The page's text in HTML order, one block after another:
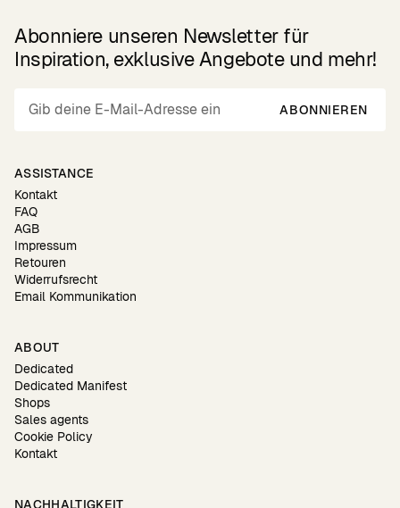
Abonniere unseren Newsletter für
Inspiration, exklusive Angebote und mehr!
ABONNIEREN
ASSISTANCE
Kontakt
FAQ
AGB
Impressum
Retouren
Widerrufsrecht
Email Kommunikation
ABOUT
Dedicated
Dedicated Manifest
Shops
Sales agents
Cookie Policy
Kontakt
NACHHALTIGKEIT